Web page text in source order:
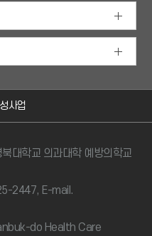
사업
대학교 의과대학 예방의학교
2447, E-mail.
do Health Care